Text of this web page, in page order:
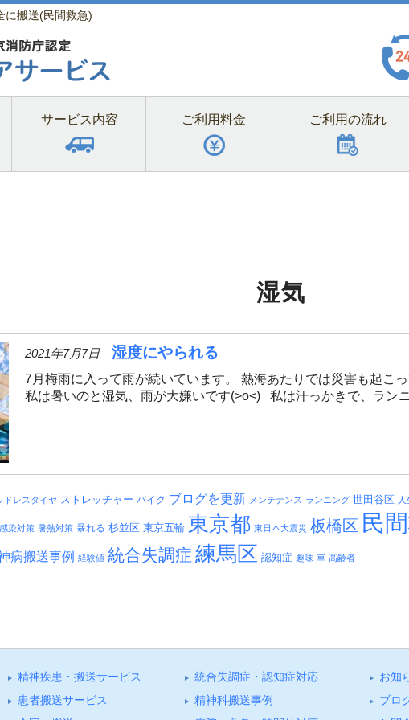
に搬送(民間救急)
サービス内容 ご利用料金 ご利用の流れ
湿気
2021年7月7日 湿度にやられる
7月梅雨に入って雨が続いています。 熱海あたりでは災害も起こ
私は暑いのと湿気、雨が大嫌いです(>o<) 私は汗っかきで、ラン
ドレスタイヤ ストレッチャー バイク ブログを更新 メンテナンス ランニング 世田谷区 人
感染対策 暑熱対策 暴れる 杉並区 東京五輪 東京都 東日本大震災 板橋区 民
病搬送事例 経験値 統合失調症 練馬区 認知症 趣味 車 高齢者
精神疾患・搬送サービス
患者搬送サービス
統合失調症・認知症対応
精神科搬送事例
お知
ブロ